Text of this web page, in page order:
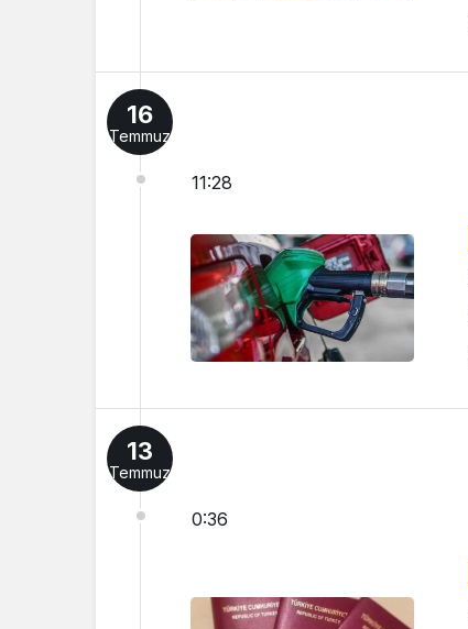
16
Temmuz
11:28
13
Temmuz
0:36